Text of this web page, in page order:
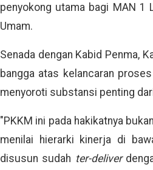
penyokong utama bagi MAN 1
Umam.
Senada dengan Kabid Penma,
bangga atas kelancaran
menyoroti substansi penting
"PKKM ini pada hakikatnya
menilai hierarki kinerja di
disusun sudah ter-deliver